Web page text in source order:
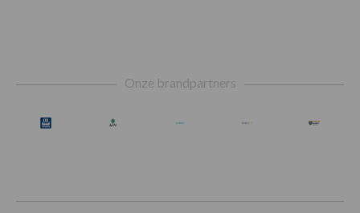
Onze brandpartners